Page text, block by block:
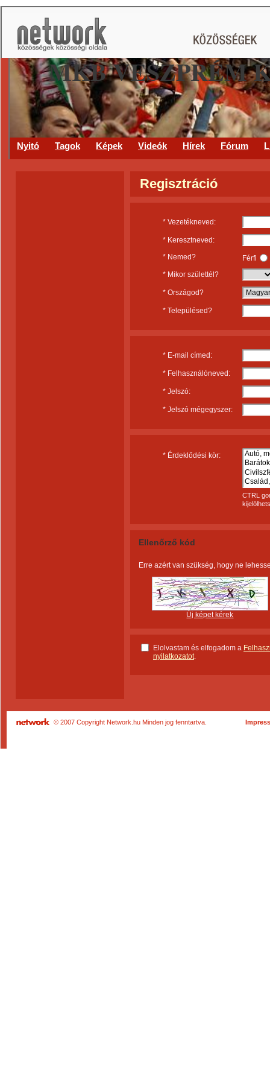
MKB VESZPRÉM
Nyitó Tagok Képek Videók Hírek Fórum
Regisztráció
* Vezetékneved:
* Keresztneved:
* Nemed?
Férfi
* Mikor születtél?
* Országod?
* Településed?
* E-mail címed:
* Felhasználóneved:
* Jelszó:
* Jelszó mégegyszer:
* Érdeklődési kör:
CTRL
Ellenőrző kód
Erre azért van szükség, hogy ne
Új képet kérek
Elolvastam és elfogadom a
nyilatkozatot.
© 2007 Copyright Network.hu Minden jog fenntartva.